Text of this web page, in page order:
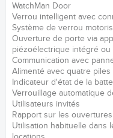
WatchMan Door
Verrou intelligent avec
Système de verrou
Ouverture de porte via
piézoélectrique intégré
Communication avec
Alimenté avec quatre piles
Indicateur d'état de la
Verrouillage automatique
Utilisateurs invités
Rapport sur les
Utilisation habituelle dans